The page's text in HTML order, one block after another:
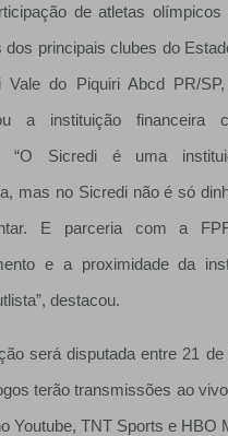
de atletas olímpicos
dos principais clubes do
Vale do Piquiri Abcd PR/
a instituição financeira
“O Sicredi é uma
mas no Sicredi não é só
E parceria com a
e a proximidade da
destacou.
será disputada entre 21
terão transmissões ao
Youtube, TNT Sports e HBO